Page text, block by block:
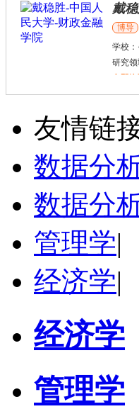
戴
博导
学校：
研究领
立即咨
陈
硕导
学校：
立即
友情链
数据分
数据分
管理学|
经济学|
经济学
管理学